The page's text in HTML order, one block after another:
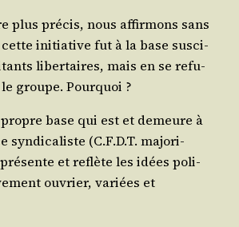
plus pré­cis, nous affir­mons sans
cette ini­tia­tive fut à la base sus­ci­
liber­taires, mais en se refu­
groupe. Pourquoi ?
propre base qui est et demeure à
syn­di­ca­liste (C.F.D.T. majo­ri­
et reflète les idées poli­
ouvrier, variées et